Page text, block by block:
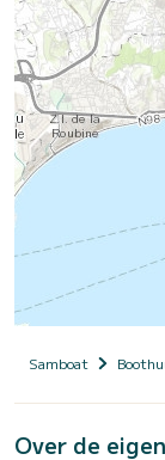
Samboat
Over de